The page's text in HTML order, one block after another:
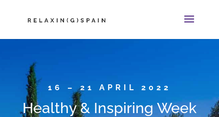
16 – 21 APRIL 2022
Healthy & Inspiring Week